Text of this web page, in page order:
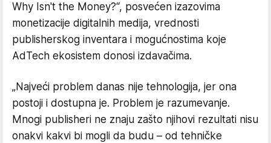
Why Isn't the Money?“, posvećen izazovima
monetizacije digitalnih medija, vrednosti
publisherskog inventara i mogućnostima koje
AdTech ekosistem donosi izdavačima.
„Najveći problem danas nije tehnologija, jer ona
postoji i dostupna je. Problem je razumevanje.
Mnogi publisheri ne znaju zašto njihovi rezultati nisu
onakvi kakvi bi mogli da budu – od tehničke